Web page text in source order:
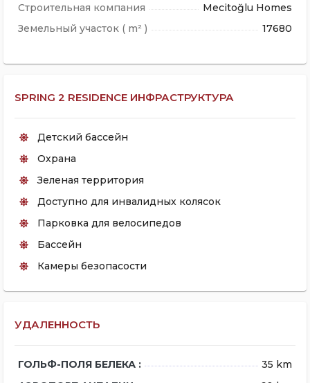
Строительная компания
Mecitoğlu Homes
Земельный участок ( m² )
17680
SPRING 2 RESIDENCE ИНФРАСТРУКТУРА
Детский бассейн
Охрана
Зеленая территория
Доступно для инвалидных колясок
Парковка для велосипедов
Бассейн
Камеры безопасости
УДАЛЕННОСТЬ
ГОЛЬФ-ПОЛЯ БЕЛЕКА :
35 km